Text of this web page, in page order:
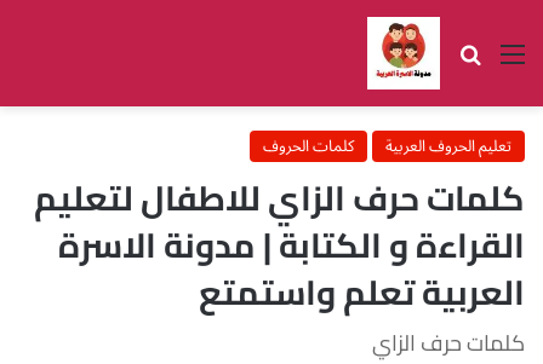
القائمة بحث عن
تعليم الحروف العربية كلمات الحروف
كلمات حرف الزاي للاطفال لتعليم
القراءة و الكتابة | مدونة الاسرة
العربية تعلم واستمتع
كلمات حرف الزاي